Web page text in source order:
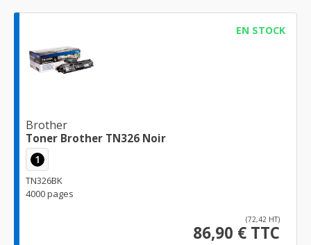
EN STOCK
Brother
Toner Brother TN326 Noir
1
TN326BK
4000 pages
(72,42 HT)
86,90 € TTC